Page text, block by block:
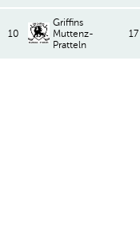
10
Griffins
Muttenz-
Pratteln
17